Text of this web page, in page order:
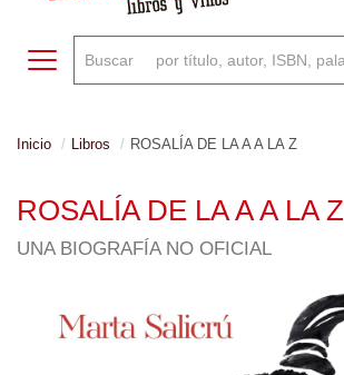
Toggle navigation
Inicio Libros ROSALÍA DE LA A A LA Z
ROSALÍA DE LA A A LA Z
UNA BIOGRAFÍA NO OFICIAL